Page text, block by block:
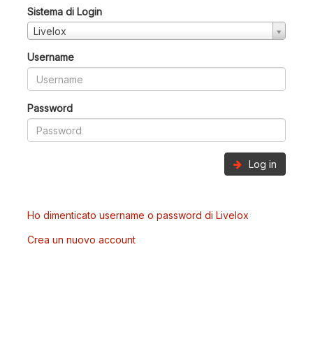
Sistema di Login
Livelox
Username
Password
Log in
Ho dimenticato username o password di Livelox
Crea un nuovo account